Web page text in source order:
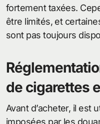
fortement taxées.
être limités, et
sont pas toujours
de cigarettes
Avant d’acheter, il est
imposées par les